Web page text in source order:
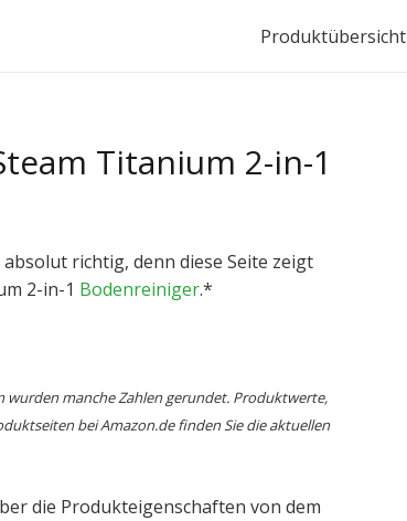
Produktübersicht
Titanium 2-in-1
richtig, denn diese Seite zeigt
2-in-1 Bodenreiniger.*
wurden manche Zahlen gerundet. Produktwerte,
bei Amazon.de finden Sie die aktuellen
die Produkteigenschaften von dem